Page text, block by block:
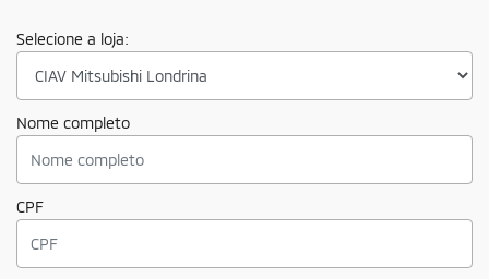
Selecione a loja:
Nome completo
CPF